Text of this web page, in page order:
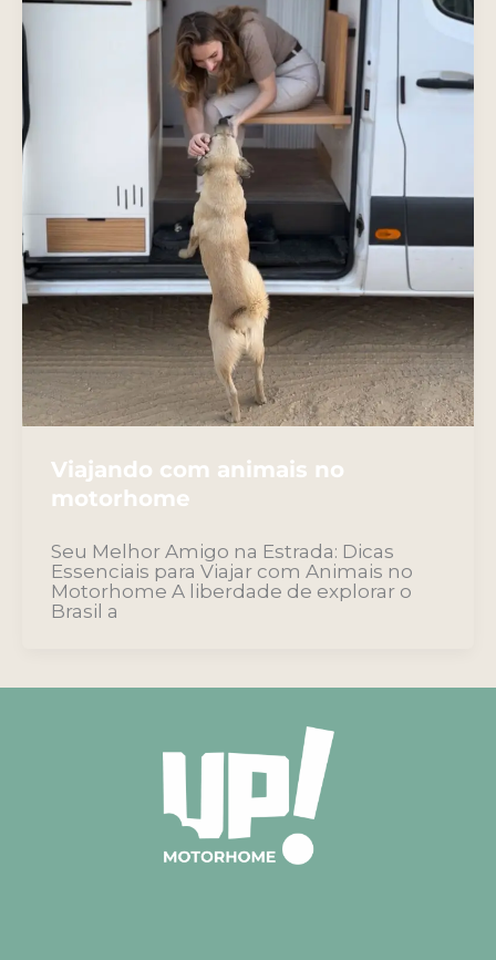
Viajando com animais no
motorhome
Seu Melhor Amigo na Estrada: Dicas
Essenciais para Viajar com Animais no
Motorhome A liberdade de explorar o
Brasil a